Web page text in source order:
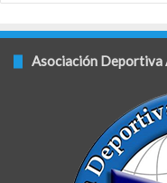
Asociación Deportiva